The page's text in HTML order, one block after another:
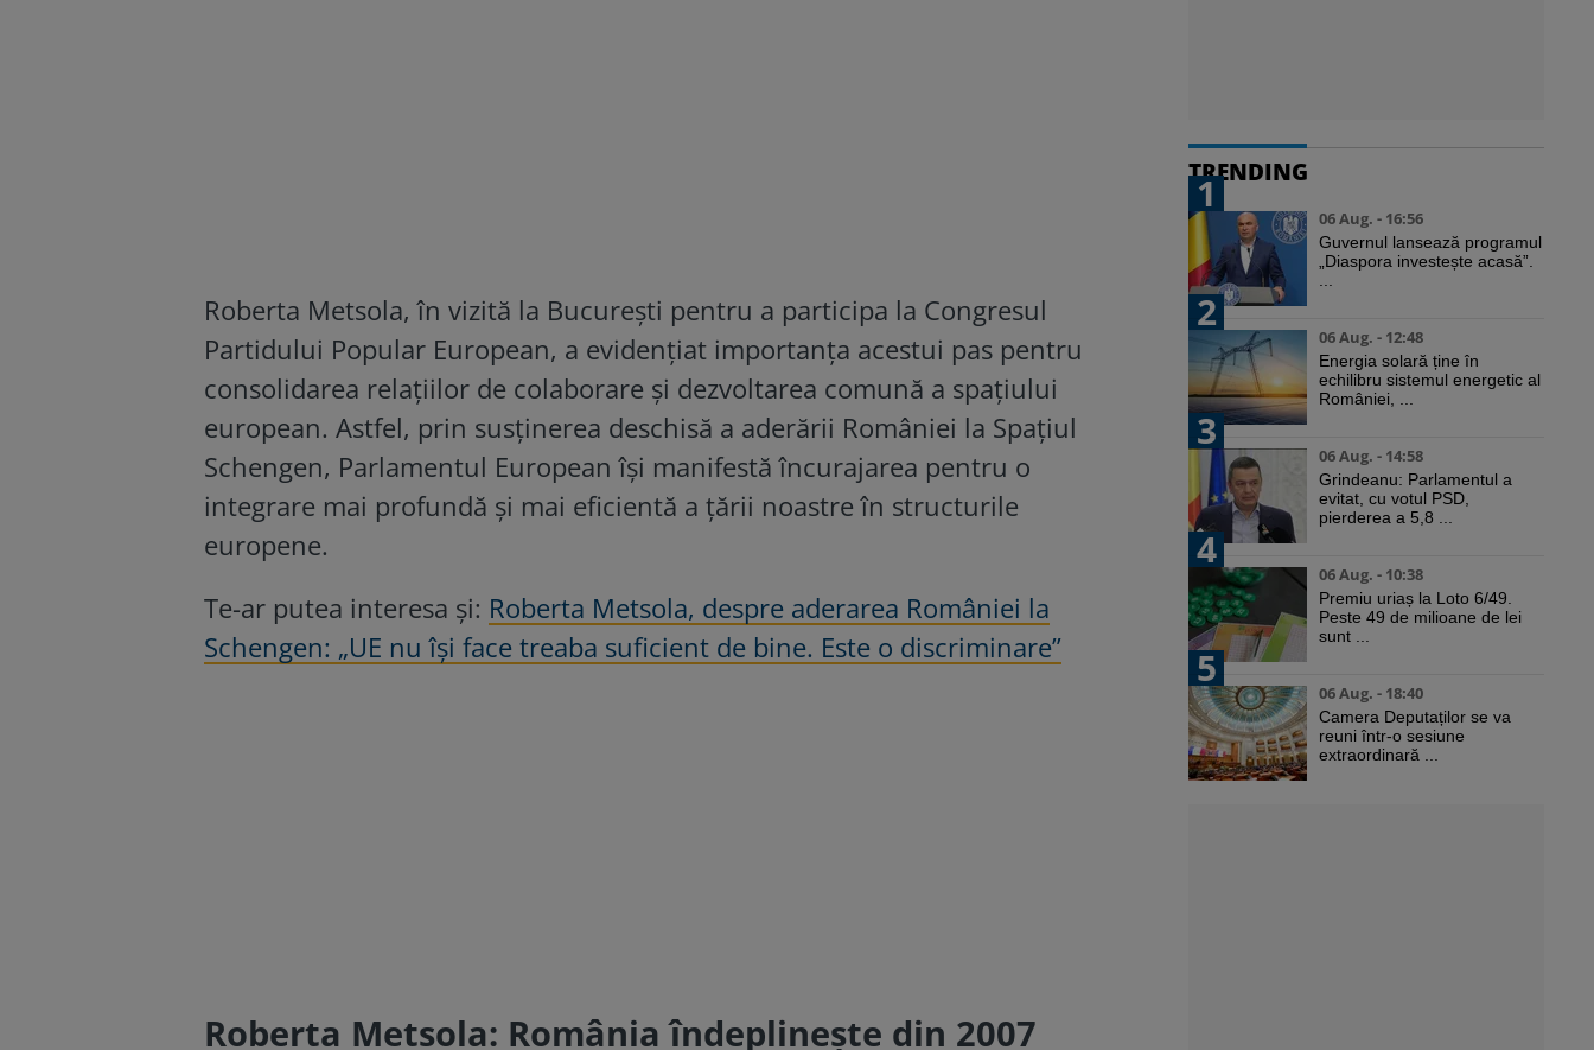
Roberta Metsola, în vizită la București pentru a participa la Congresul
Partidului Popular European, a evidențiat importanța acestui pas pentru
consolidarea relațiilor de colaborare și dezvoltarea comună a spațiului
european. Astfel, prin susținerea deschisă a aderării României la Spațiul
Schengen, Parlamentul European își manifestă încurajarea pentru o
integrare mai profundă și mai eficientă a țării noastre în structurile
europene.
Te-ar putea interesa și: Roberta Metsola, despre aderarea României la
Schengen: „UE nu își face treaba suficient de bine. Este o discriminare”
Roberta Metsola: România îndeplinește din 2007
TRENDING
1
06 Aug. - 16:56
Guvernul lansează programul
„Diaspora investește acasă”.
2
06 Aug. - 12:48
Energia solară ține în
echilibru sistemul energetic al
României, ...
3
06 Aug. - 14:58
Grindeanu: Parlamentul a
evitat, cu votul PSD,
pierderea a 5,8 ...
4
06 Aug. - 10:38
Premiu uriaș la Loto 6/49.
Peste 49 de milioane de lei
sunt ...
5
06 Aug. - 18:40
Camera Deputaților se va
reuni într-o sesiune
extraordinară ...